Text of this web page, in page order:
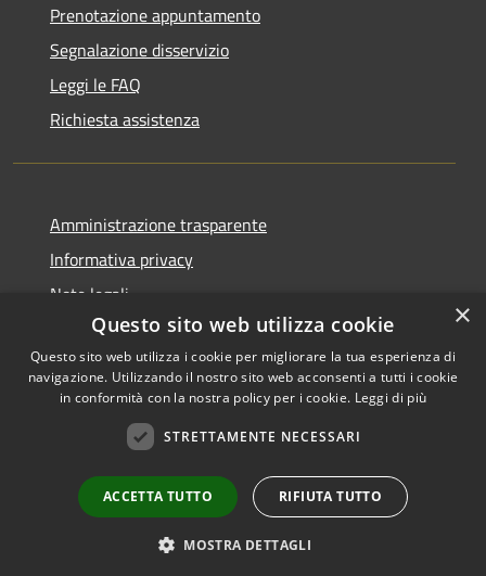
Prenotazione appuntamento
Segnalazione disservizio
Leggi le FAQ
Richiesta assistenza
Amministrazione trasparente
Informativa privacy
Note legali
Dichiarazione di accessibilità
Copyright © 2026 • Comune di
Powered byMunicipium
Accesso redazione
×
Questo sito web utilizza cookie
Questo sito web utilizza i cookie per migliorare la tua esperienza di
navigazione. Utilizzando il nostro sito web acconsenti a tutti i cookie
in conformità con la nostra policy per i cookie. Leggi di più
STRETTAMENTE NECESSARI
ACCETTA TUTTO RIFIUTA TUTTO
MOSTRA DETTAGLI